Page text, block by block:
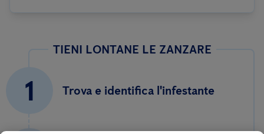
TIENI LONTANE LE ZANZARE
1 Trova e identifica l'infestante